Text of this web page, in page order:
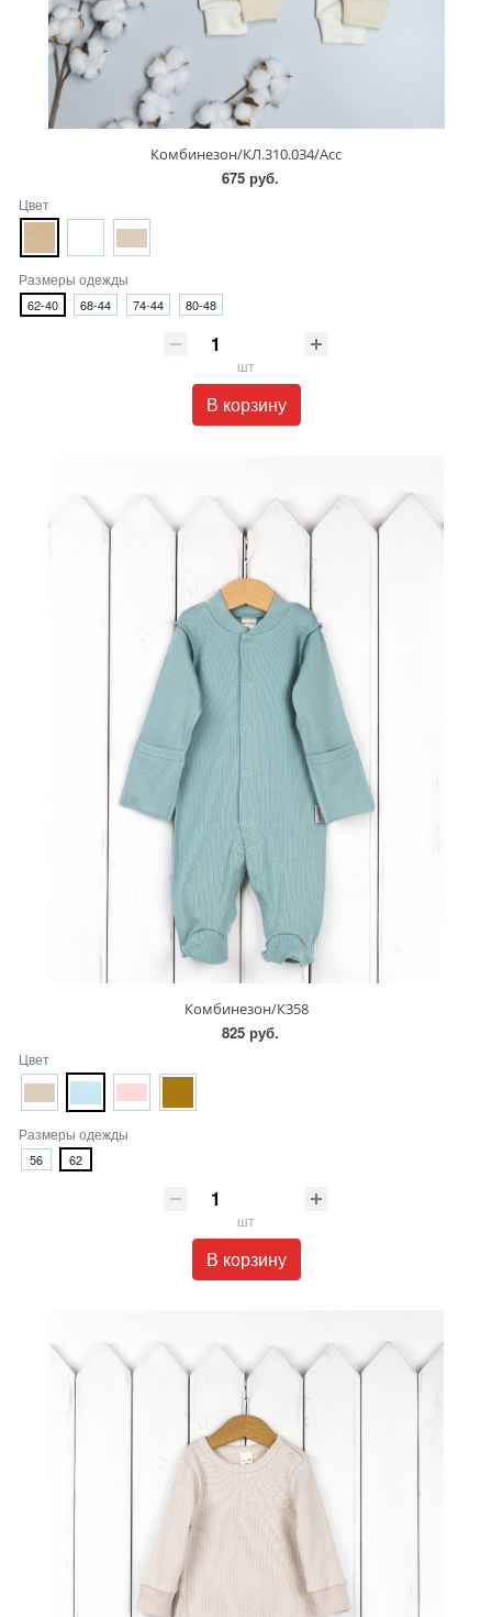
Комбинезон/КЛ.310.034/Асс
675 руб.
Цвет
Размеры одежды
62-40 68-44 74-44 80-48
шт
В корзину
Комбинезон/К358
825 руб.
Цвет
Размеры одежды
56 62
шт
В корзину